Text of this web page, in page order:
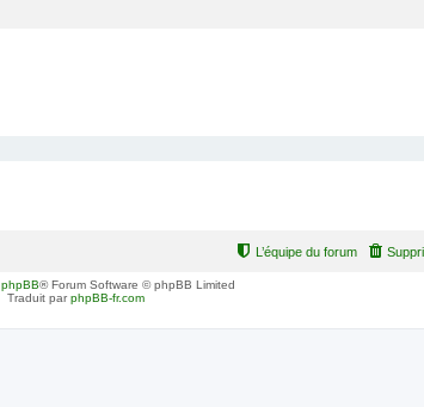
L’équipe du forum
phpBB® Forum Software © phpBB Limited
Traduit parphpBB-fr.com